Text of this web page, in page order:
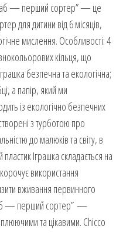
— перший сортер” — це
для дитини від 6 місяців,
мислення. Особливості: 4
кільця, що
безпечна та екологічна;
а папір, який ми
із екологічно безпечних
з турботою про
до малюків та світу, в
Іграшка складається на
використання
вживання первинного
— перший сортер” —
та цікавими. Chicco